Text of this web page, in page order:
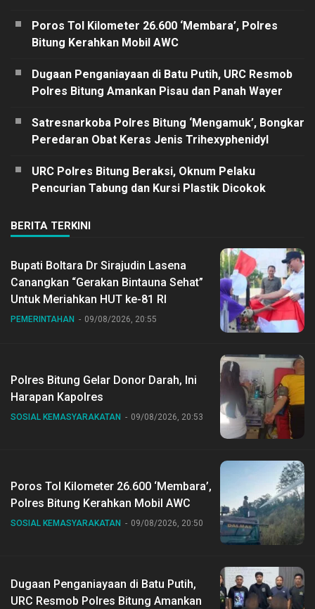
Poros Tol Kilometer 26.600 ‘Membara’, Polres
Bitung Kerahkan Mobil AWC
Dugaan Penganiayaan di Batu Putih, URC Resmob
Polres Bitung Amankan Pisau dan Panah Wayer
Satresnarkoba Polres Bitung ‘Mengamuk’, Bongkar
Peredaran Obat Keras Jenis Trihexyphenidyl
URC Polres Bitung Beraksi, Oknum Pelaku
Pencurian Tabung dan Kursi Plastik Dicokok
BERITA TERKINI
Bupati Boltara Dr Sirajudin Lasena
Canangkan “Gerakan Bintauna Sehat”
Untuk Meriahkan HUT ke-81 RI
PEMERINTAHAN 09/08/2026, 20:55
Polres Bitung Gelar Donor Darah, Ini
Harapan Kapolres
SOSIAL KEMASYARAKATAN 09/08/2026, 20:53
Poros Tol Kilometer 26.600 ‘Membara’,
Polres Bitung Kerahkan Mobil AWC
SOSIAL KEMASYARAKATAN 09/08/2026, 20:50
Dugaan Penganiayaan di Batu Putih,
URC Resmob Polres Bitung Amankan